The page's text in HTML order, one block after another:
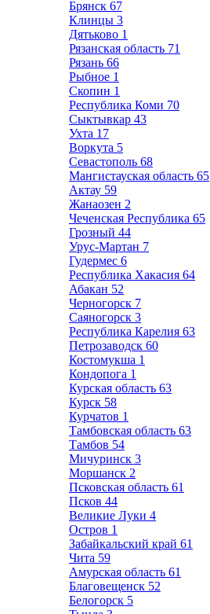
Брянск 67
Клинцы 3
Дятьково 1
Рязанская область 71
Рязань 66
Рыбное 1
Скопин 1
Республика Коми 70
Сыктывкар 43
Ухта 17
Воркута 5
Севастополь 68
Мангистауская область 65
Актау 59
Жанаозен 2
Чеченская Республика 65
Грозный 44
Урус-Мартан 7
Гудермес 6
Республика Хакасия 64
Абакан 52
Черногорск 7
Саяногорск 3
Республика Карелия 63
Петрозаводск 60
Костомукша 1
Кондопога 1
Курская область 63
Курск 58
Курчатов 1
Тамбовская область 63
Тамбов 54
Мичуринск 3
Моршанск 2
Псковская область 61
Псков 44
Великие Луки 4
Остров 1
Забайкальский край 61
Чита 59
Амурская область 61
Благовещенск 52
Белогорск 5